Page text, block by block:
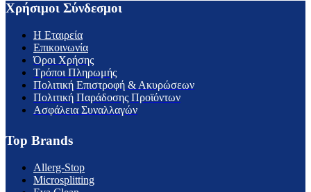
Χρήσιμοι Σύνδεσμοι
H Εταιρεία
Επικοινωνία
Όροι Χρήσης
Τρόποι Πληρωμής
Πολιτική Επιστροφή & Ακυρώσεων
Πολιτική Παράδοσης Προϊόντων
Ασφάλεια Συναλλαγών
Top Brands
Allerg-Stop
Microsplitting